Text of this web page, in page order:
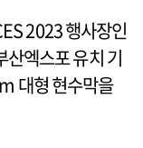
2023 행사장인
산엑스포 유치 기
대형 현수막을